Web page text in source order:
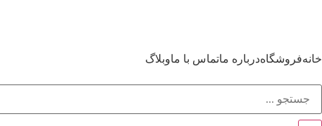
خانهفروشگاهدرباره ماتماس با ماوبلاگ